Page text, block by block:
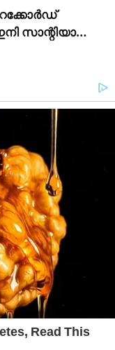
സാന്റിയാഗോ